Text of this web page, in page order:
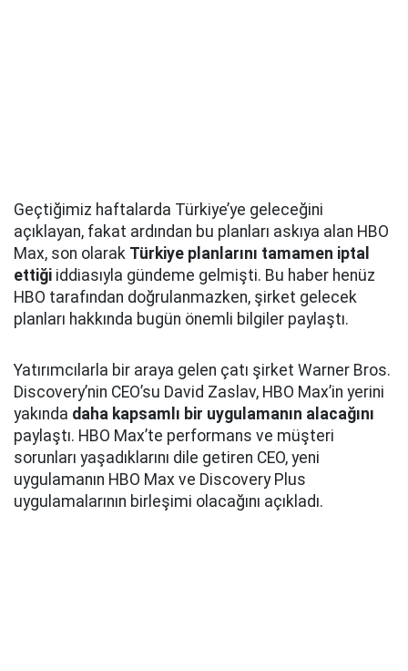
Geçtiğimiz haftalarda Türkiye’ye geleceğini
açıklayan, fakat ardından bu planları askıya alan HBO
Max, son olarak Türkiye planlarını tamamen iptal
ettiği iddiasıyla gündeme gelmişti. Bu haber henüz
HBO tarafından doğrulanmazken, şirket gelecek
planları hakkında bugün önemli bilgiler paylaştı.
Yatırımcılarla bir araya gelen çatı şirket Warner Bros.
Discovery’nin CEO’su David Zaslav, HBO Max’in yerini
yakında daha kapsamlı bir uygulamanın alacağını
paylaştı. HBO Max’te performans ve müşteri
sorunları yaşadıklarını dile getiren CEO, yeni
uygulamanın HBO Max ve Discovery Plus
uygulamalarının birleşimi olacağını açıkladı.